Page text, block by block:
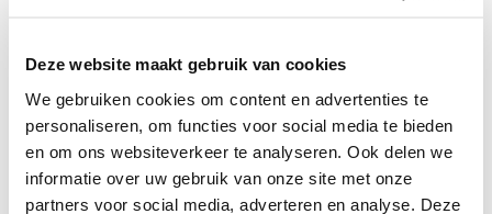
Deze website maakt gebruik van cookies
We gebruiken cookies om content en advertenties te
personaliseren, om functies voor social media te bieden
en om ons websiteverkeer te analyseren. Ook delen we
informatie over uw gebruik van onze site met onze
partners voor social media, adverteren en analyse. Deze
Leveringin België
Particulier